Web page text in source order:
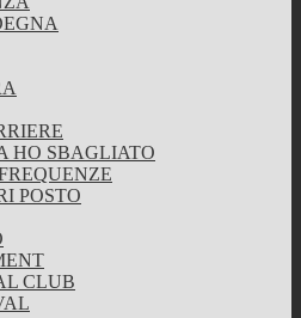
HO SBAGLIATO
POSTO
CLUB